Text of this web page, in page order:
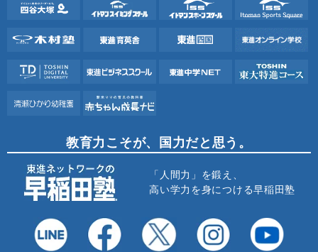
教育力こそが、国力だと思う。
「人間力」を鍛え、
高い学力を身につける早稲田塾